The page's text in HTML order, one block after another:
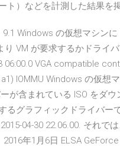
ト）などを計測した結果を
9.1 Windows の仮想マシン
VM が要求するかドライ
06:00.0 VGA compatible
a1) IOMMU Windows の仮
が含まれている ISO をダ
るグラフィックドライバー
04-30 22.06.00. それで
2016年1月6日 ELSA